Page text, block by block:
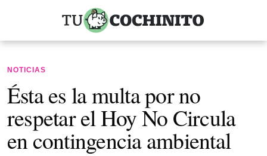
NOTICIAS
Ésta es la multa por no
respetar el Hoy No Circula
en contingencia ambiental